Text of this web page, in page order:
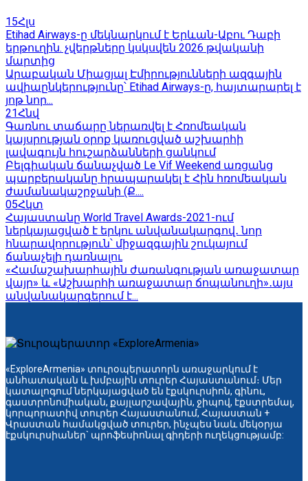
15Հլս
Etihad Airways-ը մեկնարկում է Երևան-Աբու Դաբի
երթուղին. չվերթները կսկսվեն 2026 թվականի
մարտից
Արաբական Միացյալ Էմիրությունների ազգային
ավիաընկերությունը՝ Etihad Airways-ը, հայտարարել է
յոթ նոր...
21Հնվ
Գառնու տաճարը ներառվել է Հռոմեական
կայսրության օրոք կառուցված աշխարհի
լավագույն հուշարձանների ցանկում
Բելգիական ճանաչված Le Vif Weekend առցանց
պարբերականը հրապարակել է Հին հռոմեական
ժամանակաշրջանի (Ք....
05Հկտ
Հայաստանը World Travel Awards-2021-ում
ներկայացված է երկու անվանակարգով․ նոր
հնարավորություն՝ միջազգային շուկայում
ճանաչելի դառնալու
«Համաշախարհային ժառանգության առաջատար
վայր» և «Աշխարհի առաջատար ճոպանուղի»․այս
անվանակարգերում է...
«ExploreArmenia» տուրօպերատորն առաջարկում է
անհատական և խմբային տուրեր Հայաստանում։ Մեր
կատալոգում ներկայացված են էքսկուրսիոն, գինու,
գաստրոնոմիական, քայլարշավային, ջիպով, էքստրեմալ,
կորպորատիվ տուրեր Հայաստանում, Հայաստան +
Վրաստան համակցված տուրեր, ինչպես նաև մեկօրյա
էքսկուրսիաներ` պրոֆեսիոնալ գիդերի ուղեկցությամբ: